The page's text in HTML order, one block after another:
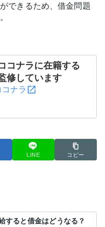
できるため、借金問題
コナラに在籍する
修しています
ナラ
LINE コピー
すると借金はどうなる？